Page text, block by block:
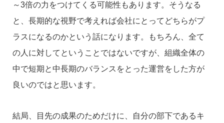
～3倍の力をつけてくる可能性もあります。そうなる
と、長期的な視野で考えれば会社にとってどちらがプ
ラスになるのかという話になります。もちろん、全て
の人に対してということではないですが、組織全体の
中で短期と中長期のバランスをとった運営をした方が
良いのではと思います。
結局、目先の成果のためだけに、自分の部下であるキ